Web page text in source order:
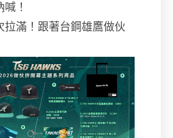
！
拉滿！跟著台鋼雄鷹做伙